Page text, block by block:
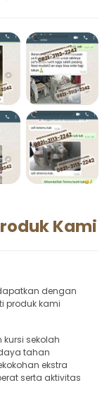
Kami
dengan
produk kami
kursi sekolah
tahan
ekstra
serta aktivitas